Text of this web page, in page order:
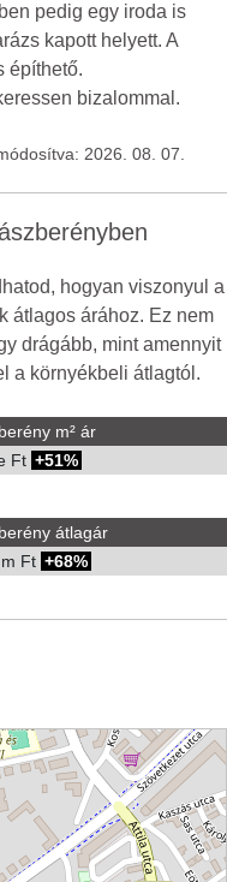
pedig egy iroda is
kapott helyett. A
építhető.
bizalommal.
2026. 08. 07.
hogyan viszonyul a
átlagos árához. Ez nem
drágább, mint amennyit
a környékbeli átlagtól.
m² ár
Ft 51%
átlagár
Ft 68%